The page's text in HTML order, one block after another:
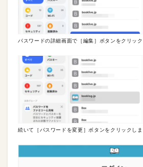
パスワードの詳細画面で［編集］ボタンをクリック
続いて［パスワードを変更］ボタンをクリックしま